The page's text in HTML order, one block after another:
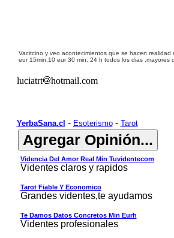
Vacitcino y veo acontecimientos que se hacen
eur 15min,10 eur 30 min.
24 h todos los dias , mayores
luciatrt hotmail.com
YerbaSana.cl - Esoterismo- Tarot
Videncia Del Amor Real Min Tuvidentecom
Videntes claros y rapidos
Tarot Fiable Y Economico
Grandes videntes,te ayudamos
Te Damos Datos Concretos Min Eurh
Videntes profesionales